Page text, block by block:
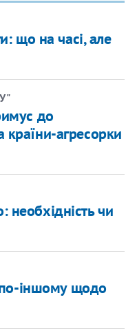
що на часі, але
до
агресорки
чи
іншому щодо